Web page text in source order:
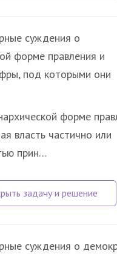
суждения о
форме правления и
под которыми они
форме
власть частично или
прин…
суждения о